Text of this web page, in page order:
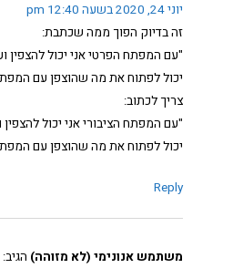
יוני 24, 2020 בשעה 12:40 pm
זה בדיוק הפוך ממה שכתבת:
"עם המפתח הפרטי אני יכול להצפין
יכול לפתוח את מה שהוצפן עם
צריך לכתוב:
"עם המפתח הציבורי אני יכול
יכול לפתוח את מה שהוצפן עם
Reply
משתמש אנונימי (לא מזוהה) הגיב: